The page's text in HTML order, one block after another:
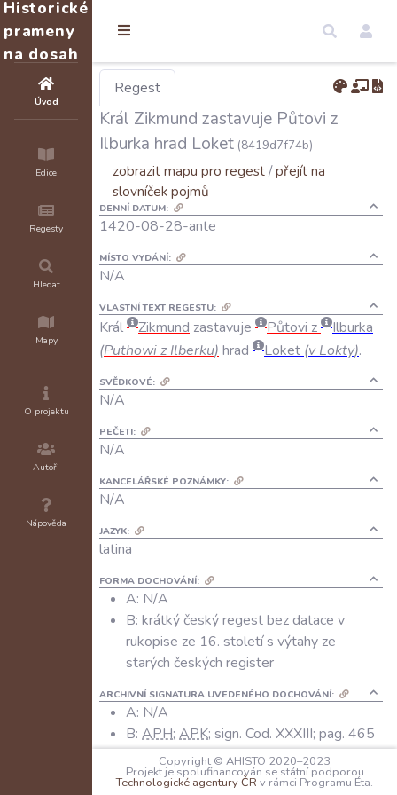
Historické
prameny
na dosah
Úvod
Edice
Regesty
Hledat
Mapy
O projektu
Autoři
Nápověda
Regest
Král Zikmund zastavuje Půtovi z
Ilburka hrad Loket (8419d7f74b)
zobrazit mapu pro regest/přejít na
slovníček pojmů
DENNÍ DATUM:
1420-08-28-ante
MÍSTO VYDÁNÍ:
N/A
VLASTNÍ TEXT REGESTU:
Král Zikmund zastavuje Půtovi z
Ilburka
(Puthowiz Ilberku) hrad Loket (v Lokty).
SVĚDKOVÉ:
N/A
PEČETI:
N/A
KANCELÁŘSKÉ POZNÁMKY:
N/A
JAZYK:
latina
FORMA DOCHOVÁNÍ:
A: N/A
B: krátký český regest bez datace v
rukopise ze 16. století s výtahy ze
starých českých register
ARCHIVNÍ SIGNATURA UVEDENÉHO DOCHOVÁNÍ:
A: N/A
B: APH; APK; sign. Cod. XXXIII; pag. 465
DIGITALIZÁTY A REPRODUKCE:
A:N/A
Copyright © AHISTO 2020–2023
Projekt je spolufinancován se státní podporou
Technologické agentury ČR v rámci Programu Éta.